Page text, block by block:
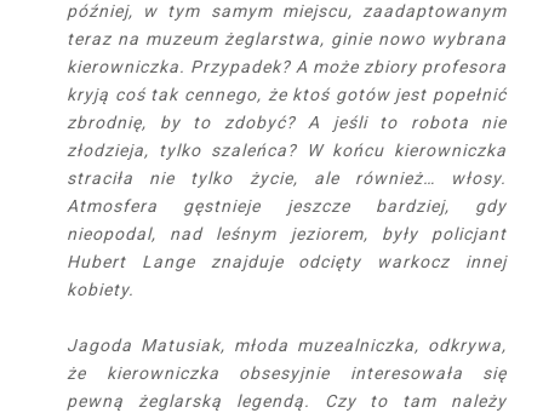
później, w tym samym miejscu, zaadaptowanym
teraz na muzeum żeglarstwa, ginie nowo wybrana
kierowniczka. Przypadek? A może zbiory profesora
kryją coś tak cennego, że ktoś gotów jest popełnić
zbrodnię, by to zdobyć? A jeśli to robota nie
złodzieja, tylko szaleńca? W końcu kierowniczka
straciła nie tylko życie, ale również… włosy.
Atmosfera gęstnieje jeszcze bardziej, gdy
nieopodal, nad leśnym jeziorem, były policjant
Hubert Lange znajduje odcięty warkocz innej
kobiety.
Jagoda Matusiak, młoda muzealniczka, odkrywa,
że kierowniczka obsesyjnie interesowała się
pewną żeglarską legendą. Czy to tam należy